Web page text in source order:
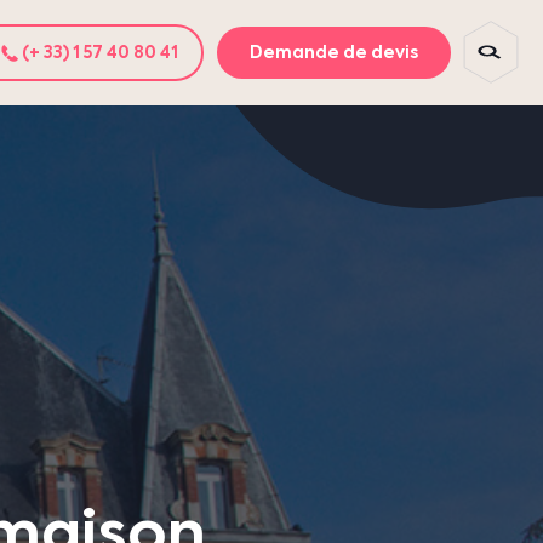
(+ 33) 1 57 40 80 41 Demande de devis